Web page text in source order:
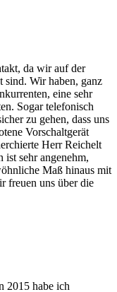
da wir auf der
sind. Wir haben, ganz
eine sehr
Sogar telefonisch
zu gehen, dass uns
Vorschaltgerät
Herr Reichelt
sehr angenehm,
Maß hinaus mit
freuen uns über die
2015 habe ich